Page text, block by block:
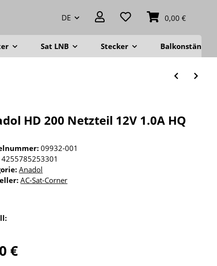
DE 0,00 €
Sat LNB Stecker Balkonständer
HD 200 Netzteil 12V 1.0A HQ
09932-001
4255785253301
Anadol
AC-Sat-Corner
€